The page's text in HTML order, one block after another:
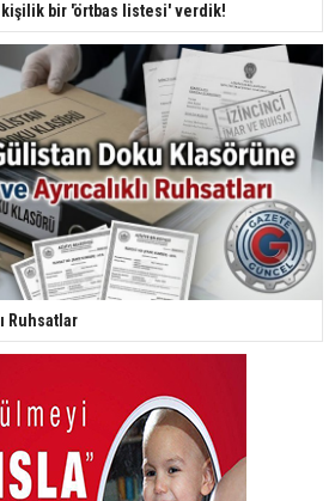
kişilik bir 'örtbas listesi' verdik!
Ruhsatlar